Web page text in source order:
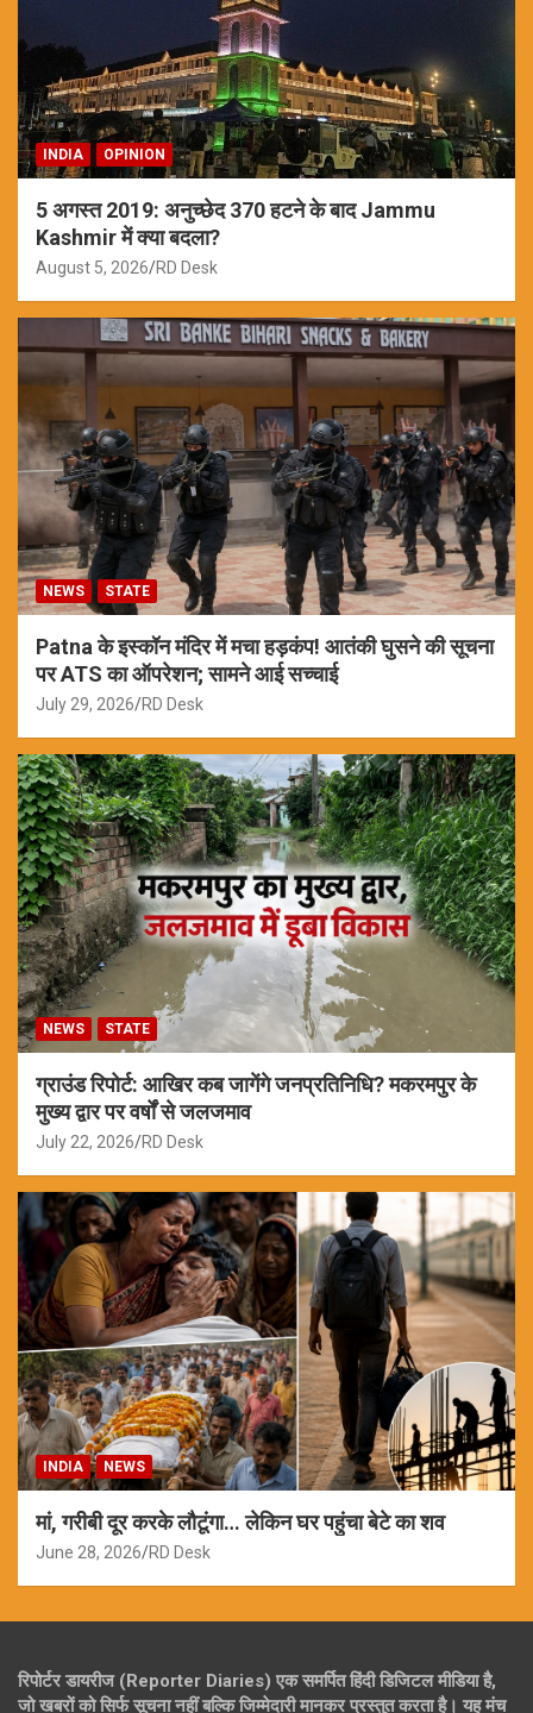
INDIA OPINION
5 अगस्त 2019: अनुच्छेद 370 हटने के बाद Jammu
Kashmir में क्या बदला?
August 5, 2026 RD Desk
NEWS STATE
Patna के इस्कॉन मंदिर में मचा हड़कंप! आतंकी घुसने की सूचना
पर ATS का ऑपरेशन; सामने आई सच्चाई
July 29, 2026 RD Desk
NEWS STATE
ग्राउंड रिपोर्ट: आखिर कब जागेंगे जनप्रतिनिधि? मकरमपुर के
मुख्य द्वार पर वर्षों से जलजमाव
July 22, 2026 RD Desk
INDIA NEWS
मां, गरीबी दूर करके लौटूंगा… लेकिन घर पहुंचा बेटे का शव
June 28, 2026 RD Desk
रिपोर्टर डायरीज (Reporter Diaries) एक समर्पित हिंदी डिजिटल मीडिया है,
जो खबरों को सिर्फ सूचना नहीं बल्कि जिम्मेदारी मानकर प्रस्तुत करता है। यह मंच